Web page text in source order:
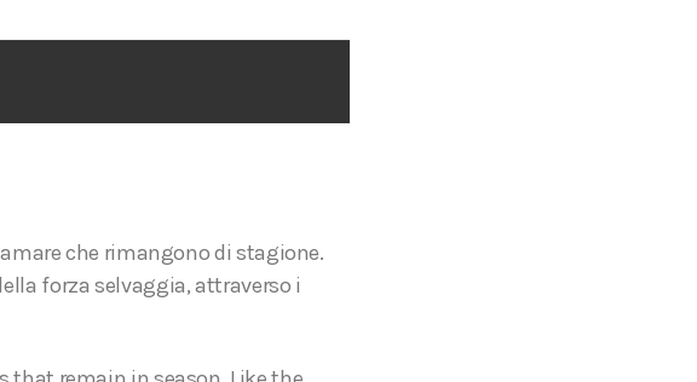
che rimangono di stagione.
forza selvaggia, attraverso i